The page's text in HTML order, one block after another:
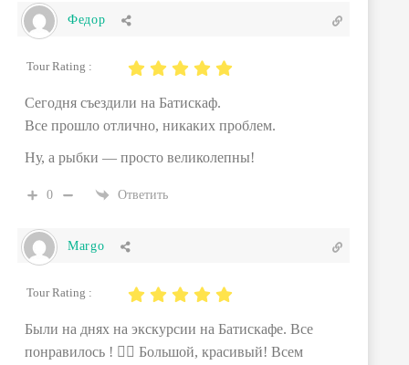
Федор
Tour Rating :
Сегодня съездили на Батискаф.
Все прошло отлично, никаких проблем.
Ну, а рыбки — просто великолепны!
0 Ответить
Margo
Tour Rating :
Были на днях на экскурсии на Батискафе. Все
понравилось ! 👌🏼 Большой, красивый! Всем